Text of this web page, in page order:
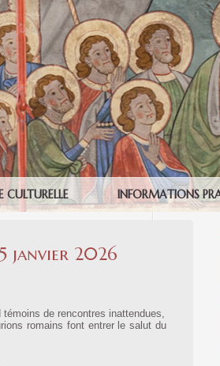
CULTURELLE INFORMATIONS
janvier 2026
de rencontres inattendues,
romains font entrer le salut du